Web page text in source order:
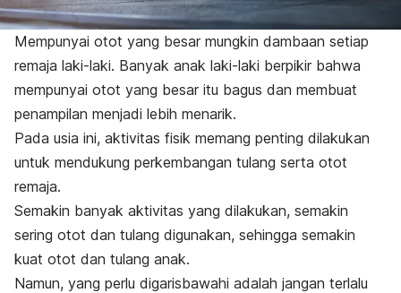
Mempunyai otot yang besar mungkin dambaan setiap
remaja laki-laki. Banyak anak laki-laki berpikir bahwa
mempunyai otot yang besar itu bagus dan membuat
penampilan menjadi lebih menarik.
Pada usia ini, aktivitas fisik memang penting dilakukan
untuk mendukung perkembangan tulang serta otot
remaja.
Semakin banyak aktivitas yang dilakukan, semakin
sering otot dan tulang digunakan, sehingga semakin
kuat otot dan tulang anak.
Namun, yang perlu digarisbawahi adalah jangan terlalu